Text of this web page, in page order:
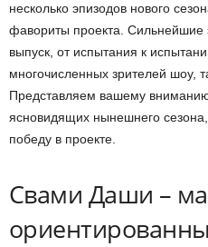
несколько эпизодов нового
фавориты проекта. Сильнейшие
выпуск, от испытания к
многочисленных зрителей шоу,
Представляем вашему
ясновидящих нынешнего
победу в проекте.
Свами Даши –